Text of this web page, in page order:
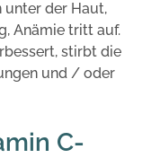
unter der Haut,
Anämie tritt auf.
stirbt die
und / oder
C-